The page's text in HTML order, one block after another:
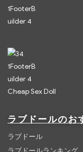
Cheap Sex Doll
ラブドールのお
ラブドール